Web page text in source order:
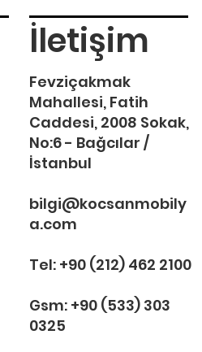
İletişim
Fevziçakmak
Mahallesi, Fatih
Caddesi, 2008 Sokak,
No:6 - Bağcılar /
İstanbul
bilgi@kocsanmobily
a.com
Tel: +90 (212) 462 2100
Gsm: +90 (533) 303
0325